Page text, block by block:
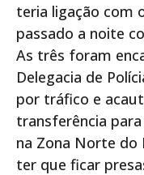
teria ligação com
passado a noite
As três foram
Delegacia de
por tráfico e
transferência
na Zona Norte do
ter que ficar